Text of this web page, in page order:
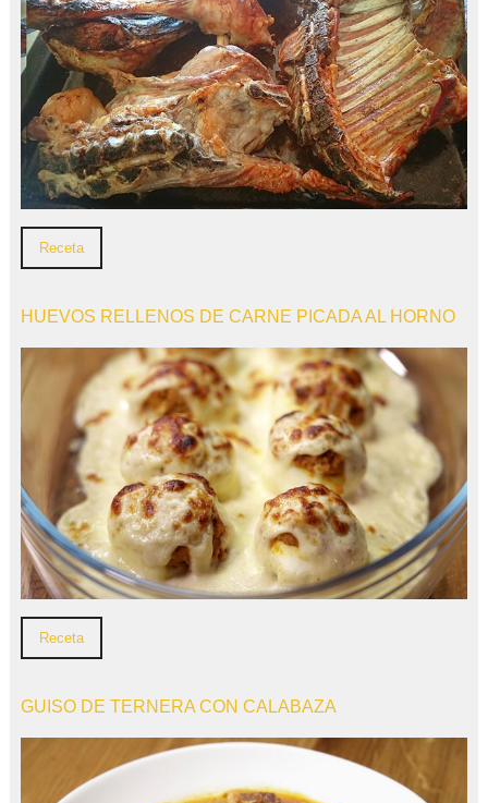
Receta
HUEVOS RELLENOS DE CARNE PICADA AL HORNO
Receta
GUISO DE TERNERA CON CALABAZA